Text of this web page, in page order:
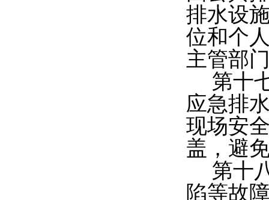
排水设
位和个
主管部
第十
应急排
现场安
盖，避
第十
陷等故